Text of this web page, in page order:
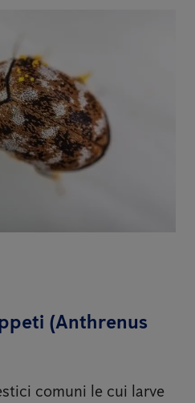
(Anthrenus
comuni le cui larve